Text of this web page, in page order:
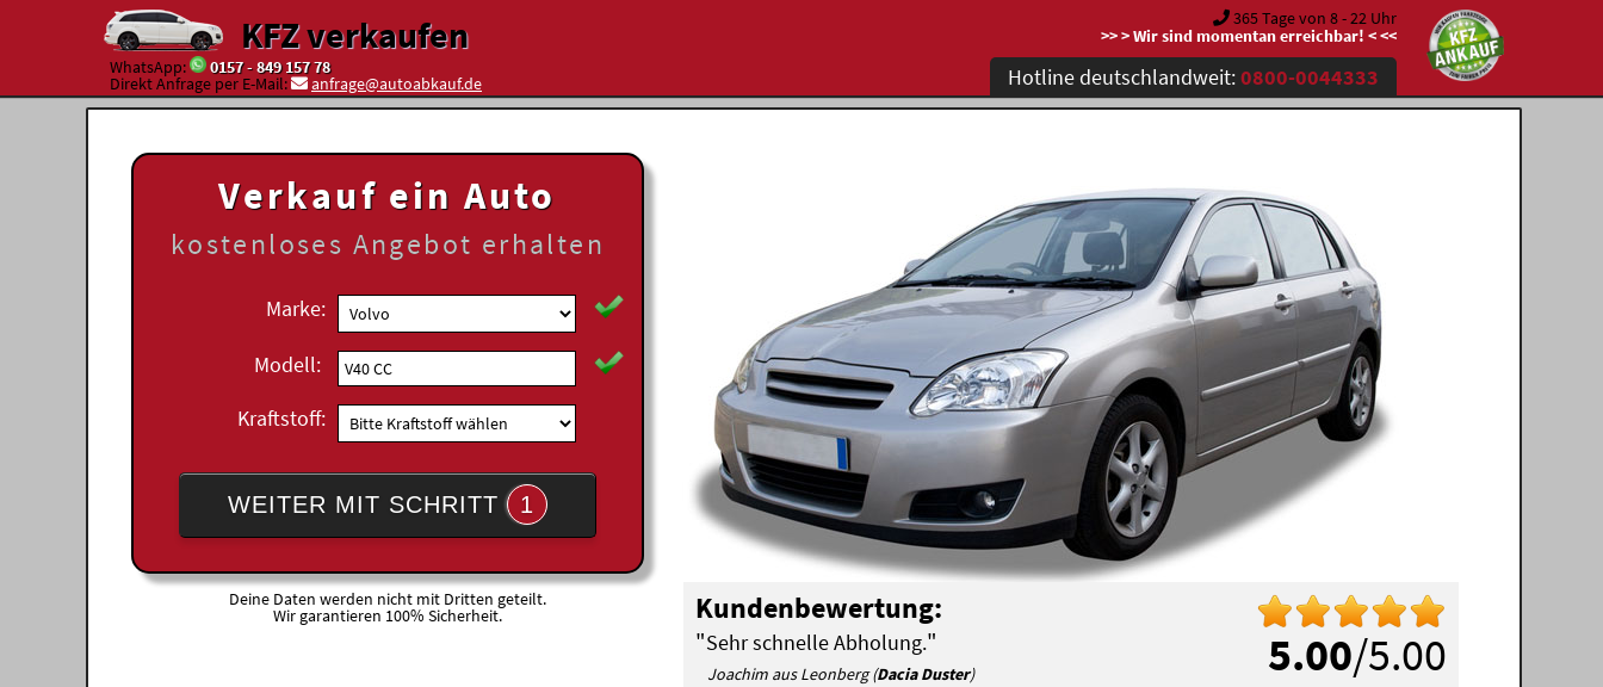
KFZ verkaufen
WhatsApp: 0157 - 849 157 78
Direkt Anfrage per E-Mail: anfrage@autoabkauf.de
365 Tage von 8 - 22 Uhr
>> > Wir sind momentan erreichbar! < <<
Hotline deutschlandweit:0800-0044333
Verkauf ein Auto
kostenloses Angebot erhalten
Marke:
Modell:
Kraftstoff:
WEITER MIT SCHRITT 1
Deine Daten werden nicht mit Dritten geteilt.
Wir garantieren 100% Sicherheit.
5.00/5.00
Kundenbewertung:
"Sehr schnelle Abholung."
Joachim aus Leonberg (Dacia Duster)